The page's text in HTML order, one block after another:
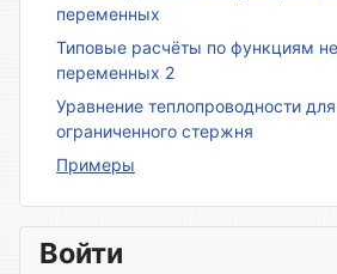
переменных
Типовые расчёты по функциям
переменных 2
Уравнение теплопроводности
ограниченного стержня
Примеры
Войти